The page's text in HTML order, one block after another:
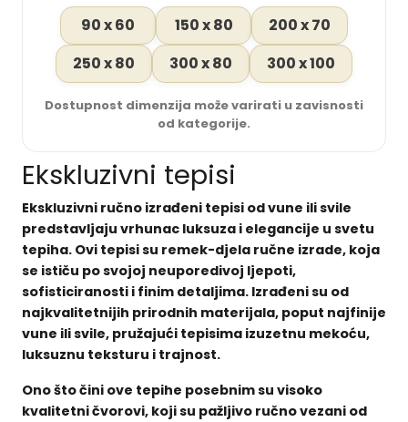
90 x 60
150 x 80
200 x 70
250 x 80
300 x 80 300 x 100
Dostupnost dimenzija može varirati u zavisnosti
od kategorije.
Ekskluzivni tepisi
Ekskluzivni ručno izrađeni tepisi od vune ili svile
predstavljaju vrhunac luksuza i elegancije u svetu
tepiha. Ovi tepisi su remek-djela ručne izrade, koja
se ističu po svojoj neuporedivoj ljepoti,
sofisticiranosti i finim detaljima. Izrađeni su od
najkvalitetnijih prirodnih materijala, poput najfinije
vune ili svile, pružajući tepisima izuzetnu mekoću,
luksuznu teksturu i trajnost.
Ono što čini ove tepihe posebnim su visoko
kvalitetni čvorovi, koji su pažljivo ručno vezani od